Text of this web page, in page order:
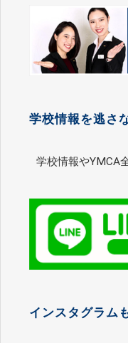
学校情報を逃さ
学校情報やYMCA
インスタグラム